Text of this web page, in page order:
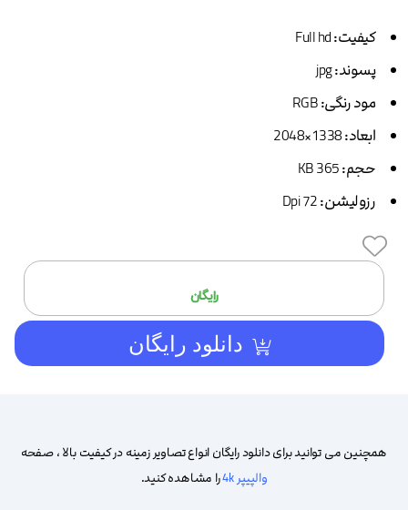
رایگان
دانلود رایگان
کیفیت:
پسوند:jpg
مود رنگی:
ابعاد:
حجم:
رزولیشن:
همچنین می توانید برای دانلود رایگان انواع تصاویر زمینه در کیفیت بالا ، صفحه
والپیپر 4k
را مشاهده کنید.